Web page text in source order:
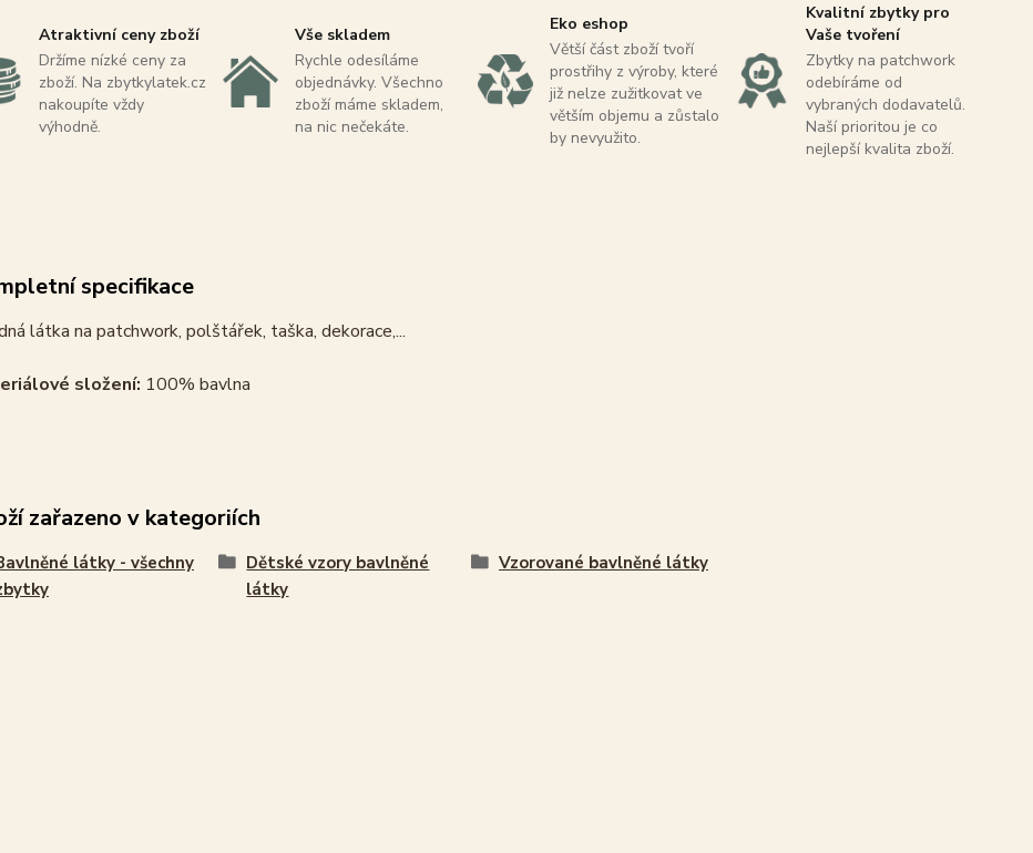
Atraktivní ceny zboží
Držíme nízké ceny za
zboží. Na zbytkylatek.cz
nakoupíte vždy
výhodně.
Vše skladem
Rychle odesíláme
objednávky. Všechno
zboží máme skladem,
na nic nečekáte.
Eko eshop
Větší část zboží tvoří
prostřihy z výroby, které
již nelze zužitkovat ve
větším objemu a zůstalo
by nevyužito.
Kvalitní zbytky pro
Vaše tvoření
Zbytky na patchwork
odebíráme od
vybraných dodavatelů.
Naší prioritou je co
nejlepší kvalita zboží.
specifikace
látka na patchwork, polštářek, taška, dekorace,...
složení: 100% bavlna
zařazeno v kategoriích
látky - všechny
Dětské vzory bavlněné
látky
Vzorované bavlněné látky